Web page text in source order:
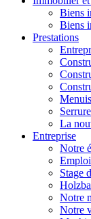
Biens
Biens
Prestations
La
Entreprise
Notre
Stage
Notre
Notre